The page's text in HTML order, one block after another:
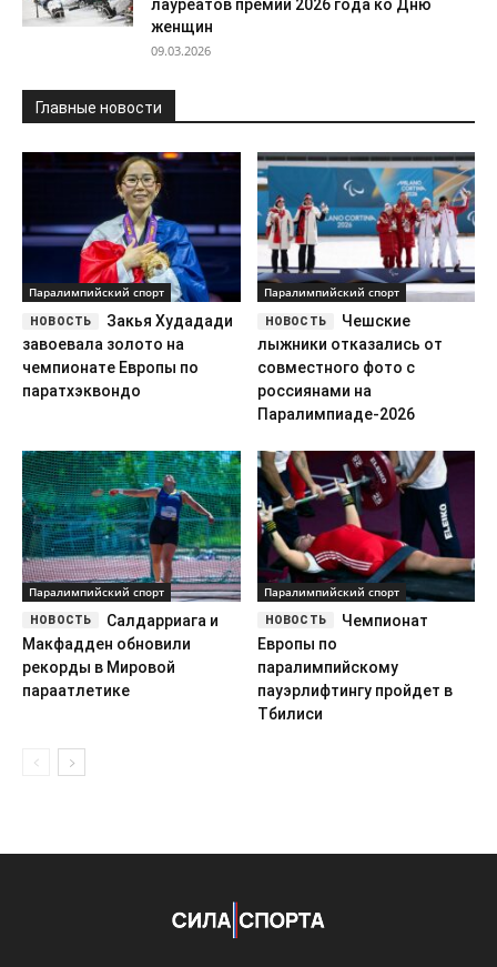
лауреатов премии 2026 года ко Дню
женщин
09.03.2026
Главные новости
Паралимпийский спорт
Закья Худадади
завоевала золото на
чемпионате Европы по
паратхэквондо
Паралимпийский спорт
Чешские
лыжники отказались от
совместного фото с
россиянами на
Паралимпиаде-2026
Паралимпийский спорт
Салдарриага и
Макфадден обновили
рекорды в Мировой
параатлетике
Паралимпийский спорт
Чемпионат
Европы по
паралимпийскому
пауэрлифтингу пройдет в
Тбилиси